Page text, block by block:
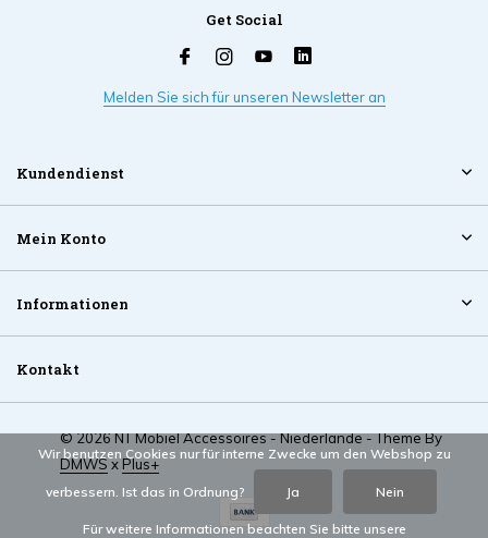
Get Social
Melden Sie sich für unseren Newsletter an
Kundendienst
Mein Konto
Informationen
Kontakt
© 2026 NT Mobiel Accessoires - Niederlande - Theme By
DMWSxPlus+
Wir benutzen Cookies nur für interne Zwecke um den Webshop zu
verbessern. Ist das in Ordnung? Ja Nein
Für weitere Informationen beachten Sie bitte unsere